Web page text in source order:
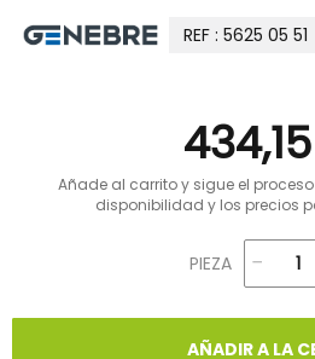
REF : 5625 05 51
Añade al carrito y sigue el
disponibilidad y los precios
PIEZA
AÑADIR A LA